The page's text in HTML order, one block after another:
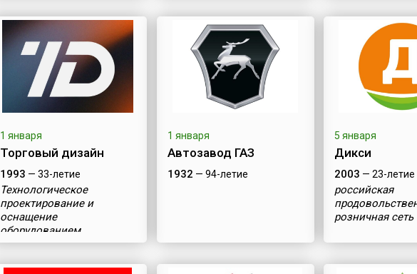
1 января
Торговый дизайн
1993 — 33-летие
Технологическое
проектирование и
оснащение
оборудованием
1 января
Автозавод ГАЗ
1932 — 94-летие
5 января
Дикси
2003 — 23-летие
российская
розничная сеть